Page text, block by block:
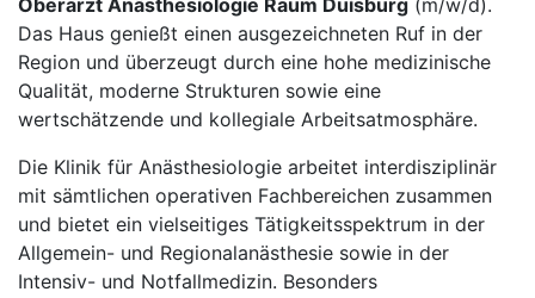
Oberarzt Anästhesiologie Raum Duisburg (m/w/d).
Das Haus genießt einen ausgezeichneten Ruf in der
Region und überzeugt durch eine hohe medizinische
Qualität, moderne Strukturen sowie eine
wertschätzende und kollegiale Arbeitsatmosphäre.
Die Klinik für Anästhesiologie arbeitet interdisziplinär
mit sämtlichen operativen Fachbereichen zusammen
und bietet ein vielseitiges Tätigkeitsspektrum in der
Allgemein- und Regionalanästhesie sowie in der
Intensiv- und Notfallmedizin. Besonders